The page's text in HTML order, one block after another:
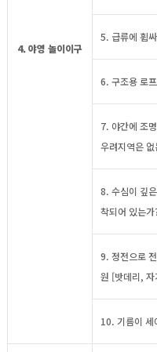
4. 야영 놀이이구
5. 급류에 휩
6. 구조용 로
7. 야간에 조
우려지역은
8. 수심이 깊
착되어 있는가
9. 정전으로
원 [밧데리,
10. 기름이 세